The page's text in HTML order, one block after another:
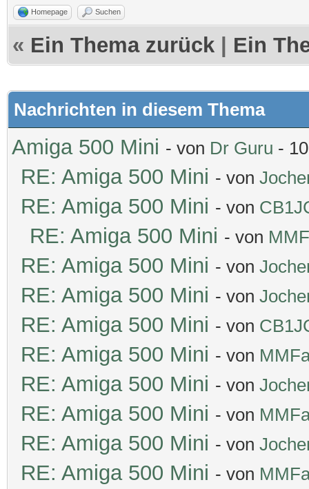
Homepage Suchen
« Ein Thema zurück | Ein
Nachrichten in diesem Thema
Amiga 500 Mini - von Dr Guru -
RE: Amiga 500 Mini - von
RE: Amiga 500 Mini - von
RE: Amiga 500 Mini - von
RE: Amiga 500 Mini - von
RE: Amiga 500 Mini - von
RE: Amiga 500 Mini - von
RE: Amiga 500 Mini - von
RE: Amiga 500 Mini - von
RE: Amiga 500 Mini - von
RE: Amiga 500 Mini - von
RE: Amiga 500 Mini - von